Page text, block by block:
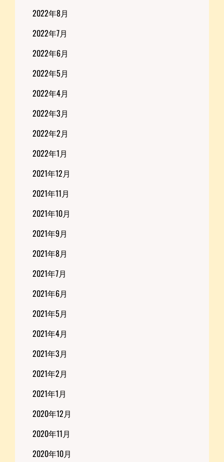
2022年8月
2022年7月
2022年6月
2022年5月
2022年4月
2022年3月
2022年2月
2022年1月
2021年12月
2021年11月
2021年10月
2021年9月
2021年8月
2021年7月
2021年6月
2021年5月
2021年4月
2021年3月
2021年2月
2021年1月
2020年12月
2020年11月
2020年10月